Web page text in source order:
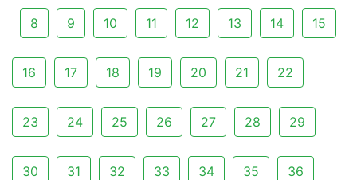
8 9 10 11 12 13 14 15
16 17 18 19 20 21 22
23 24 25 26 27 28 29
30 31 32 33 34 35 36